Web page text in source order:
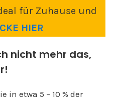
für Zuhause und
HIER
nicht mehr das,
in etwa 5 – 10 % der